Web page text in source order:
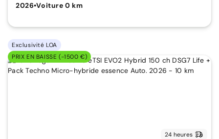
2026•Voiture 0 km
Exclusivité LOA
PRIX EN BAISSE (-1500 €)
24 heures